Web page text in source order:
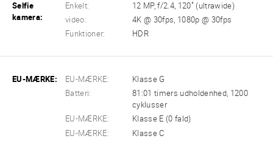
Selfie
kamera:
Enkelt:
12 MP, f/2.4, 120˚ (ultrawide)
video:
4K @ 30fps, 1080p @ 30fps
Funktioner:
HDR
EU-MÆRKE: EU-MÆRKE:
Klasse G
Batteri:
81:01 timers udholdenhed, 1200
cyklusser
EU-MÆRKE:
Klasse E (0 fald)
EU-MÆRKE:
Klasse C